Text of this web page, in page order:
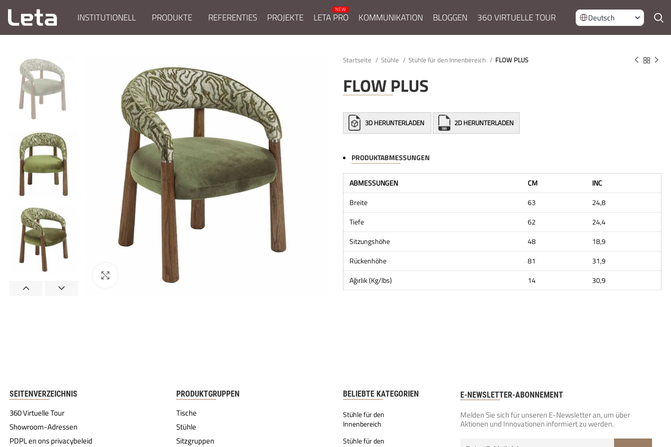
INSTITUTIONELL PRODUKTE REFERENTIES PROJEKTE LETA PRO KOMMUNIKATION BLOGGEN 360 VIRTUELLE TOUR Deutsch
Startseite Stühle Stühle für den Innenbereich FLOW PLUS
FLOW PLUS
3D HERUNTERLADEN 2D HERUNTERLADEN
PRODUKTABMESSUNGEN
ABMESSUNGEN CM
INC
Breite
63
24,8
Tiefe
62
24,4
Sitzungshöhe
48
18,9
Rückenhöhe
81
31,9
Ağırlık (Kg/lbs)
14 30,9
SEITENVERZEICHNIS
360 Virtuelle Tour
Showroom-Adressen
PDPL en ons privacybeleid
PRODUKTGRUPPEN
Tische
Stühle
Sitzgruppen
BELIEBTE KATEGORIEN
Stühle für den
Innenbereich
Stühle für den
E-NEWSLETTER-ABONNEMENT
Melden Sie sich für unseren E-Newsletter an, um über
Aktionen und Innovationen informiert zu werden.